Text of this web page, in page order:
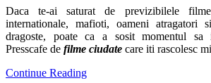
Daca te-ai saturat de previzibilele
internationale, mafioti, oameni atragatori
dragoste, poate ca a sosit momentul sa
Presscafe de filme ciudate care iti rascolesc
Continue Reading